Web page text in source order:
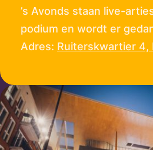
’s Avonds staan live-
podium en wordt er
Adres: Ruiterskwartier 4,